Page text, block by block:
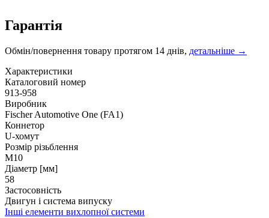
Гарантія
Обмін/повернення товару протягом 14 днів, детальніше →
Характеристики
Каталоговий номер
913-958
Виробник
Fischer Automotive One (FA1)
Коннетор
U-хомут
Розмір різьблення
M10
Діаметр [мм]
58
Застосовність
Двигун і система випуску
Інші елементи вихлопної системи